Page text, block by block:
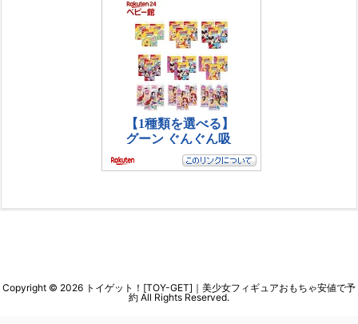
Copyright © 2026 トイゲット！[TOY-GET]｜美少女フィギュアおもちゃ安値で予
約 All Rights Reserved.